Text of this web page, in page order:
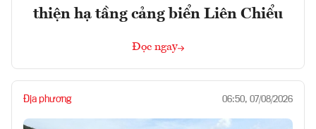
thiện hạ tầng cảng biển Liên Chiểu
Đọc ngay
Địa phương 06:50, 07/08/2026